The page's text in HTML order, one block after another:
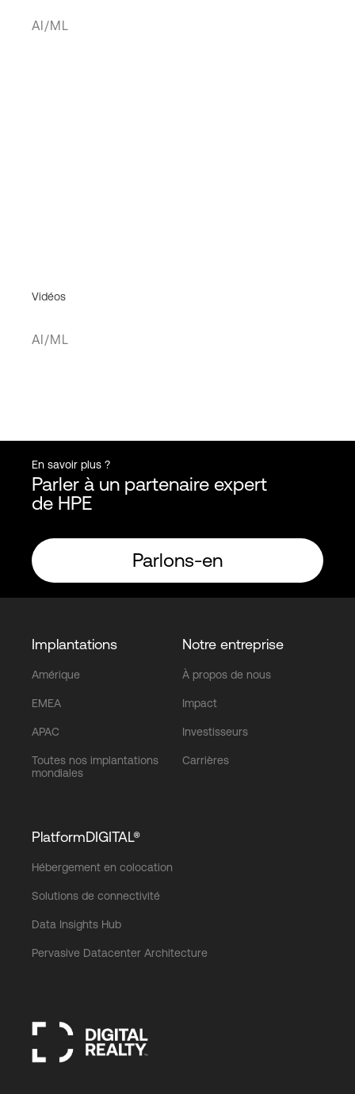
AI/ML
Vidéos
AI/ML
En savoir plus ?
Parler à un partenaire expert
de HPE
Parlons-en
Implantations
Amérique
EMEA
APAC
Toutes nos implantations
mondiales
Notre entreprise
À propos de nous
Impact
Investisseurs
Carrières
PlatformDIGITAL®
Hébergement en colocation
Solutions de connectivité
Data Insights Hub
Pervasive Datacenter Architecture